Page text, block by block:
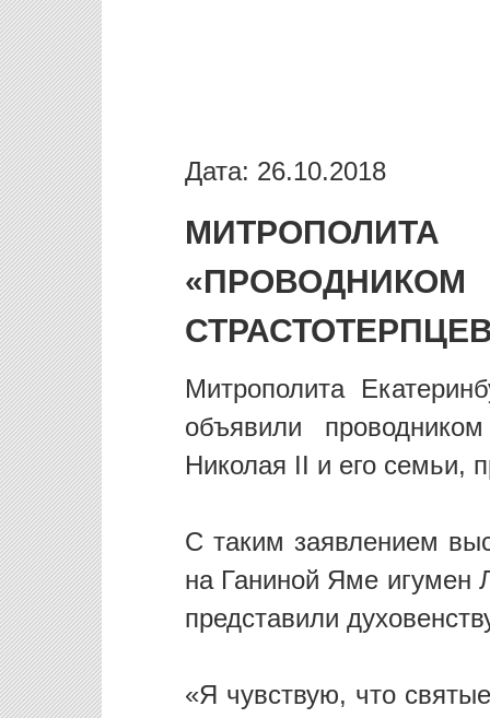
Дата: 26.10.2018
Митрополита
объявили
Николая II и его семьи,
С таким заявлением
на Ганиной Яме игумен
представили
«Я чувствую, что